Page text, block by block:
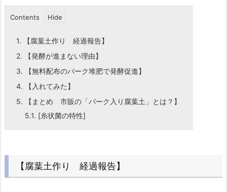
Contents
1. 【腐葉土作り 経過報告】
2. 【発酵が進まない理由】
3. 【無料配布のバーク堆肥で発酵促進】
4. 【入れてみた】
5. 【まとめ 市販の「バーク入り腐葉土」とは？】
5.1. [糸状菌の特性]
【腐葉土作り 経過報告】